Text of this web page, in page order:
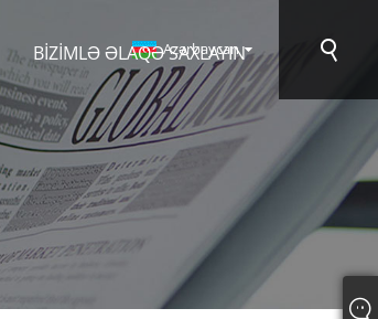
BIZIMLƏ ƏLAQƏ SAXLAYIN
Azərbaycan